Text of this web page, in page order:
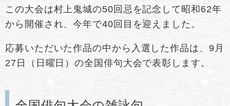
この大会は村上鬼城の50回忌を記念して昭和62年
から開催され、今年で40回目を迎えました。
応募いただいた作品の中から入選した作品は、9月
27日（日曜日）の全国俳句大会で表彰します。